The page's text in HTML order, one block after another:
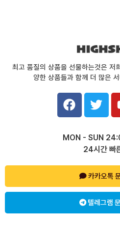
최고 품질의 상품을 선물하는것은 저
양한 상품들과 함께 더 많은
F
a
c
b
o
T
w
i
t
e
r
MON - SUN
24시간 빠
카카오톡
텔레그램